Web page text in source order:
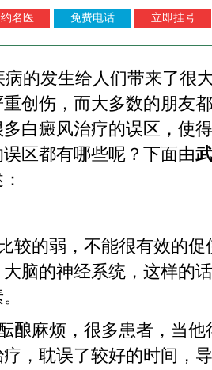
名医 免费电话 立即挂号
的发生给人们带来了很
创伤，而大多数的朋友
白癜风治疗的误区，使
区都有哪些呢？下面由
较的弱，不能很有效的促
脑的神经系统，这样的
酿麻烦，很多患者，当他
，耽误了较好的时间，